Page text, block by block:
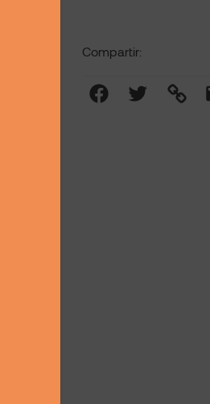
Compartir:
Facebook Twitter Link Mail